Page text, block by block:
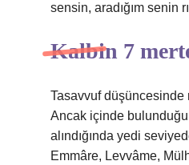
sensin, aradığım senin
Kalbin 7
Tasavvuf düşüncesinde
Ancak içinde
alındığında yedi
Emmâre, Levvâme,